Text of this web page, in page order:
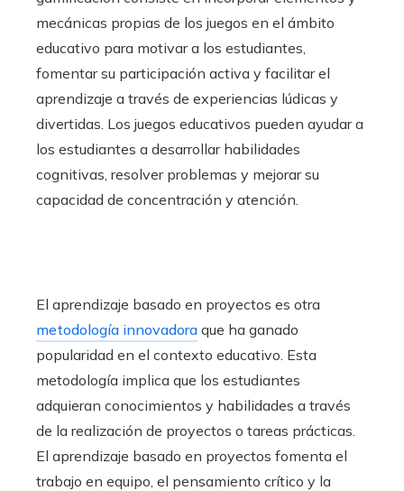
mecánicas propias de los juegos en el ámbito
educativo para motivar a los estudiantes,
fomentar su participación activa y facilitar el
aprendizaje a través de experiencias lúdicas y
divertidas. Los juegos educativos pueden ayudar a
los estudiantes a desarrollar habilidades
cognitivas, resolver problemas y mejorar su
capacidad de concentración y atención.
El aprendizaje basado en proyectos es otra
metodología innovadora que ha ganado
popularidad en el contexto educativo. Esta
metodología implica que los estudiantes
adquieran conocimientos y habilidades a través
de la realización de proyectos o tareas prácticas.
El aprendizaje basado en proyectos fomenta el
trabajo en equipo, el pensamiento crítico y la